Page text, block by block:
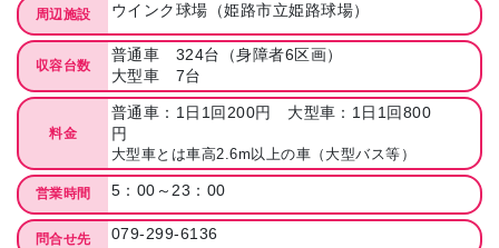
周辺施設 ウインク球場（姫路市立姫路球場）
収容台数
普通車 324台（身障者6区画）
大型車 7台
料金
普通車：1日1回200円 大型車：1日1回800
円
大型車とは車高2.6m以上の車（大型バス等）
営業時間 5：00～23：00
問合せ先 079-299-6136